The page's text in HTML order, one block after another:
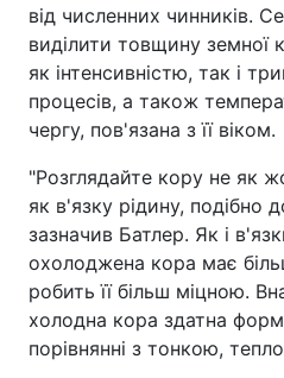
від численних чинників.
виділити товщину земної
як інтенсивністю, так і
процесів, а також
чергу, пов'язана з її віком.
"Розглядайте кору не як
як в'язку рідину, подібно
зазначив Батлер. Як і
охолоджена кора має
робить її більш міцною.
холодна кора здатна
порівнянні з тонкою,